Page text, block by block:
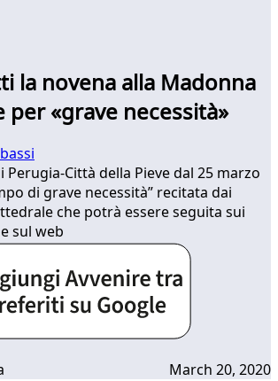
la novena alla Madonna
per «grave necessità»
Perugia-Città della Pieve dal 25 marzo
di grave necessità” recitata dai
che potrà essere seguita sui
sul web
March 20, 2020